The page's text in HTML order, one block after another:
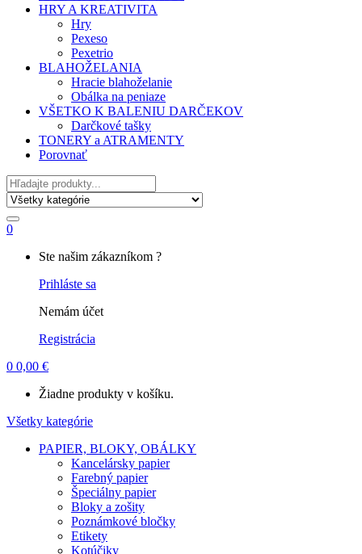
HRY A KREATIVITA
Hry
Pexeso
Pexetrio
BLAHOŽELANIA
Hracie blahoželanie
Obálka na peniaze
VŠETKO K BALENIU DARČEKOV
Darčkové tašky
TONERY a ATRAMENTY
Porovnať
Hľadať
0
Ste našim zákazníkom ?
Prihláste sa
Nemám účet
Registrácia
0 0,00 €
Žiadne produkty v košíku.
Všetky kategórie
PAPIER, BLOKY, OBÁLKY
Kancelársky papier
Farebný papier
Špeciálny papier
Bloky a zošity
Poznámkové bločky
Etikety
Kotúčiky